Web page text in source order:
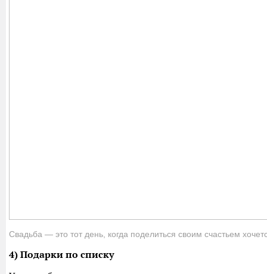
Свадьба — это тот день, когда поделиться своим счастьем
4) Подарки по списку